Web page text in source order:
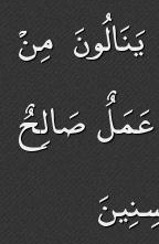
مِنْ
عَمَلٌ صَالِحٌ